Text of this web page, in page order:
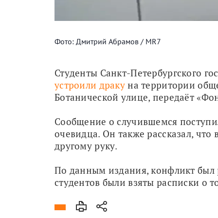
Фото: Дмитрий Абрамов / MR7
устроили драку на территории
Ботанической улице, передаёт
Сообщение о случившемся
очевидца. Он также рассказал,
другому руку.
По данным издания, конфликт был
студентов были взяты расписки о